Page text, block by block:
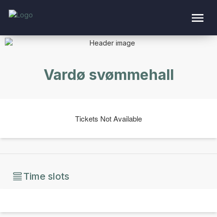
Vardø svømmehall
Tickets Not Available
Time slots